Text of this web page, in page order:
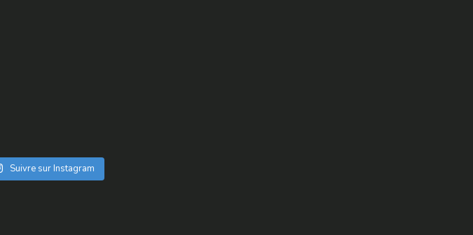
Suivre sur Instagram